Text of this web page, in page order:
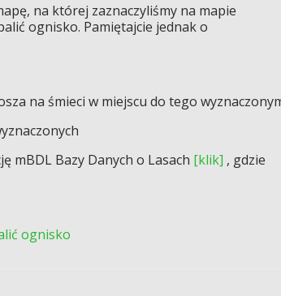
na której zaznaczyliśmy na mapie
ognisko. Pamiętajcie jednak o
na śmieci w miejscu do tego
mBDL Bazy Danych o Lasach [klik] , gdzie
ognisko